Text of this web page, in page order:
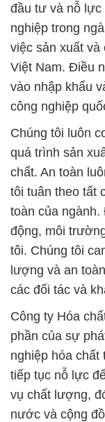
đầu tư và nỗ lực
nghiệp trong
việc sản xuất
Việt Nam. Điều
vào nhập khẩu
công nghiệp
Chúng tôi luôn
quá trình sản
chất. An toàn
tôi tuân theo tất
toàn của
động, môi
tôi. Chúng tôi
lượng và an
các đối tác và
Công ty Hóa
phần của sự
nghiệp hóa chất
tiếp tục nỗ lực
vụ chất lượng,
nước và cộng